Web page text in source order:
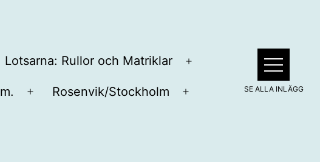
Lotsarna: Rullor och Matriklar
meny
Öppna
Rosenvik/Stockholm